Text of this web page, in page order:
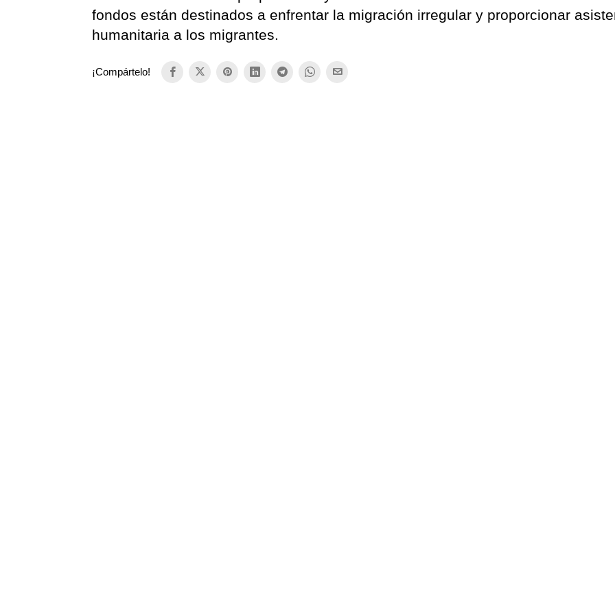
fondos están destinados a enfrentar la migración irregular y proporcionar
humanitaria a los migrantes.
¡Compártelo!